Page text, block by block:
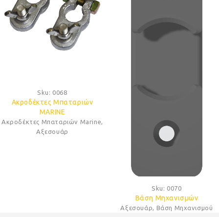
Sku: 0068
Ακροδέκτες Μπαταριών
MARINE
Ακροδέκτες Μπαταριών Marine,
Αξεσουάρ
Sku: 0070
Βάση Μηχανισμών
Αξεσουάρ, Βάση Μηχανισμού